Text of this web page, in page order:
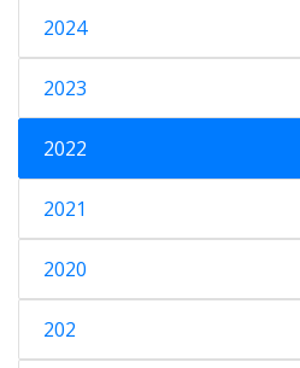
2024
2023
2022
2021
2020
202